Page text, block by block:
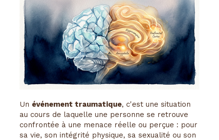
Un événement traumatique, c'est une situation
au cours de laquelle une personne se retrouve
confrontée à une menace réelle ou perçue : pour
sa vie, son intégrité physique, sa sexualité ou son